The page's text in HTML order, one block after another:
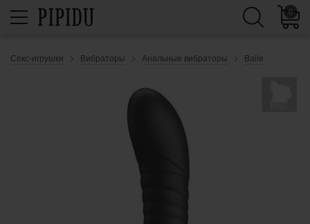
0
Секс-игрушки Вибраторы Анальные вибраторы Baile